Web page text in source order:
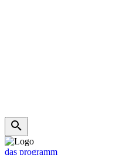
das programm